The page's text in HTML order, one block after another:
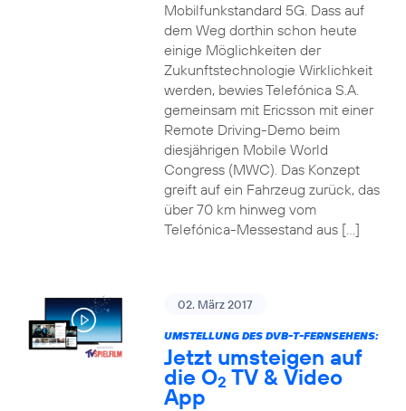
Mobilfunkstandard 5G. Dass auf
dem Weg dorthin schon heute
einige Möglichkeiten der
Zukunftstechnologie Wirklichkeit
werden, bewies Telefónica S.A.
gemeinsam mit Ericsson mit einer
Remote Driving-Demo beim
diesjährigen Mobile World
Congress (MWC). Das Konzept
greift auf ein Fahrzeug zurück, das
über 70 km hinweg vom
Telefónica-Messestand aus […]
02. März 2017
UMSTELLUNG DES DVB-T-FERNSEHENS:
Jetzt umsteigen auf
die O2 TV & Video
App